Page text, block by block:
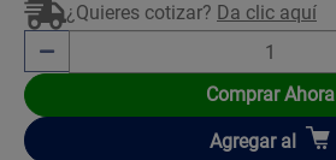
¿Quieres cotizar? Da clic aquí
Comprar Ahora
Añadir
Agregar al